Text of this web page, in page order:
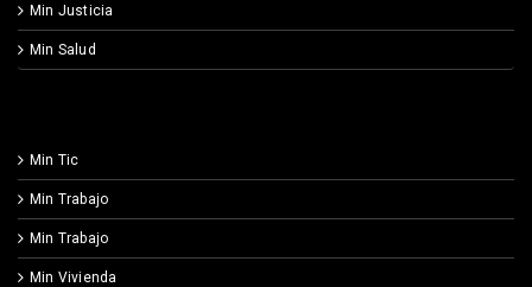
Min Justicia
Min Salud
Min Tic
Min Trabajo
Min Trabajo
Min Vivienda